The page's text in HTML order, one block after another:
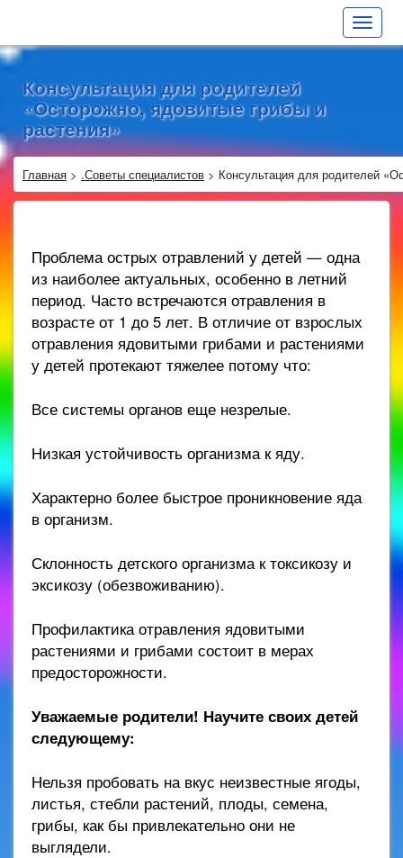
Toggle
Консультация для родителей
«Осторожно, ядовитые грибы и
растения»
Главная > .Советы специалистов > Консультация для родителей
Проблема острых отравлений у детей — одна
из наиболее актуальных, особенно в летний
период. Часто встречаются отравления в
возрасте от 1 до 5 лет. В отличие от взрослых
отравления ядовитыми грибами и растениями
у детей протекают тяжелее потому что:
Все системы органов еще незрелые.
Низкая устойчивость организма к яду.
Характерно более быстрое проникновение яда
в организм.
Склонность детского организма к токсикозу и
эксикозу (обезвоживанию).
Профилактика отравления ядовитыми
растениями и грибами состоит в мерах
предосторожности.
Уважаемые родители! Научите своих детей
следующему:
Нельзя пробовать на вкус неизвестные ягоды,
листья, стебли растений, плоды, семена,
грибы, как бы привлекательно они не
выглядели.